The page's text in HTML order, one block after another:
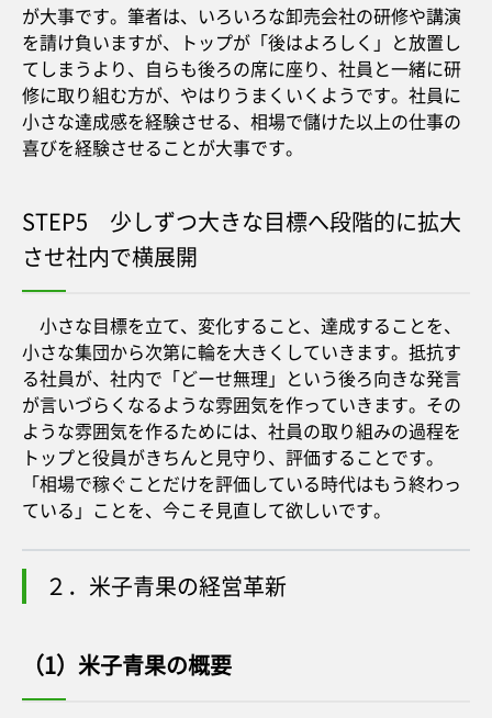
が大事です。筆者は、いろいろな卸売会社の研修や講演
を請け負いますが、トップが「後はよろしく」と放置し
てしまうより、自らも後ろの席に座り、社員と一緒に研
修に取り組む方が、やはりうまくいくようです。社員に
小さな達成感を経験させる、相場で儲けた以上の仕事の
喜びを経験させることが大事です。
STEP5 少しずつ大きな目標へ段階的に拡大
させ社内で横展開
小さな目標を立て、変化すること、達成することを、
小さな集団から次第に輪を大きくしていきます。抵抗す
る社員が、社内で「どーせ無理」という後ろ向きな発言
が言いづらくなるような雰囲気を作っていきます。その
ような雰囲気を作るためには、社員の取り組みの過程を
トップと役員がきちんと見守り、評価することです。
「相場で稼ぐことだけを評価している時代はもう終わっ
ている」ことを、今こそ見直して欲しいです。
２．米子青果の経営革新
（1）米子青果の概要